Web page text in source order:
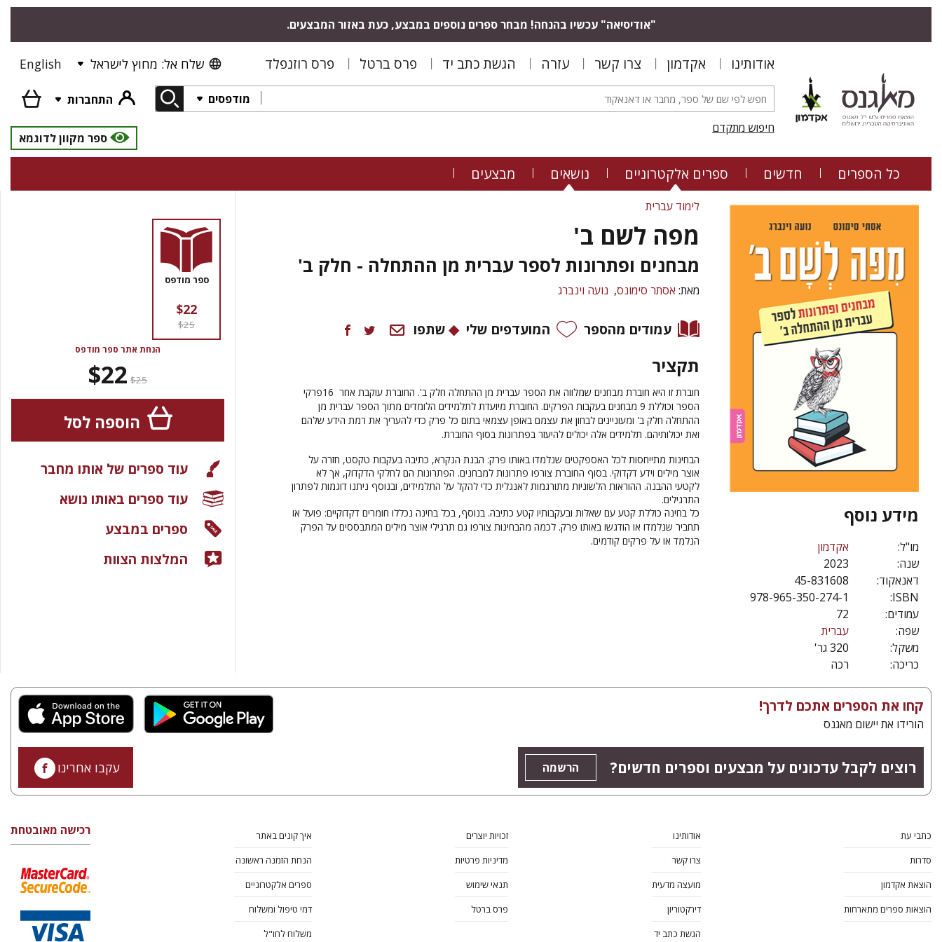
"אודיסיאה" עכשיו בהנחה! מבחר ספרים נוספים במבצע, כעת באזור המבצעים.
אודותינו אקדמון צרו קשר עזרה הגשת כתב יד פרס ברטל פרס רוזנפלד שלח אל: מחוץ לישראל English
מודפסים
התחברות
חיפוש מתקדם
ספר מקוון לדוגמא
כל הספרים חדשים ספרים אלקטרוניים נושאים מבצעים
מידע נוסף
מו"ל:
אקדמון
שנה:
2023
דאנאקוד:
45-831608
ISBN:
978-965-350-274-1
עמודים:
72
שפה:
עברית
משקל:
320 גר'
כריכה:
רכה
לימוד עברית
מפה לשם ב'
מבחנים ופתרונות לספר עברית מן ההתחלה - חלק ב'
מאת: אסתר סימונס נועה וינברג
עמודים מהספר המועדפים שלי שתפו
תקציר
חוברת זו היא חוברת מבחנים שמלווה את הספר עברית מן ההתחלה חלק ב'. החוברת עוקבת אחר 16פרקי
הספר וכוללת 9 מבחנים בעקבות הפרקים.
החוברת מיועדת לתלמידים הלומדים מתוך הספר עברית מן
ההתחלה חלק ב' ומעוניינים לבחון את עצמם באופן עצמאי בתום כל פרק כדי להעריך את רמת הידע שלהם
ואת יכולותיהם. תלמידים אלה יכולים להיעזר בפתרונות בסוף החוברת.
הבחינות מתייחסות לכל האספקטים שנלמדו באותו פרק: הבנת הנקרא, כתיבה בעקבות טקסט, חזרה על
אוצר מילים וידע דקדוקי. בסוף החוברת צורפו פתרונות למבחנים. הפתרונות הם לחלקי הדקדוק, אך לא
לקטעי ההבנה. ההוראות הלשוניות מתורגמות לאנגלית כדי להקל על התלמידים, ובנוסף ניתנו דוגמות לפתרון
התרגילים.
כל בחינה כוללת קטע עם שאלות ובעקבותיו קטע כתיבה. בנוסף, בכל בחינה נכללו חומרים דקדוקיים: פועל או
תחביר שנלמדו או הודגשו באותו פרק. לכמה מהבחינות צורפו גם תרגילי אוצר מילים המתבססים על הפרק
הנלמד או על פרקים קודמים.
ספר מודפס
$22
$25
הנחת אתר ספר מודפס
$25
$22
הוספה לסל
עוד ספרים של אותו מחבר
עוד ספרים באותו נושא
ספרים במבצע
המלצות הצוות
קחו את הספרים אתכם לדרך!
הורידו את יישום מאגנס
רוצים לקבל עדכונים על מבצעים וספרים חדשים? הרשמה עקבו אחרינו
כתבי עת
סדרות
הוצאת אקדמון
הוצאות ספרים מתארחות
אודותינו
צרו קשר
מועצה מדעית
דירקטוריון
הגשת כתב יד
זכויות יוצרים
מדיניות פרטיות
תנאי שימוש
פרס ברטל
איך קונים באתר
הנחת הזמנה ראשונה
ספרים אלקטרוניים
דמי טיפול ומשלוח
משלוח לחו"ל
רכישה מאובטחת